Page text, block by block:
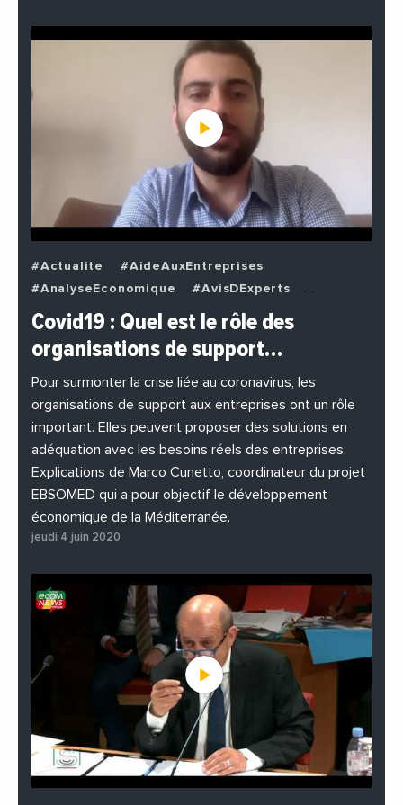
#Actualite
#AideAuxEntreprises
#AnalyseEconomique
#AvisDExperts
#BuzzNews
#Decideurs
#EchangesMediterraneens
#Economie
#EnDirectDe
#Entreprises
#Institutions
#PhotosEtVideos
Covid19 : Quel est le rôle des
organisations de support…
Pour surmonter la crise liée au coronavirus, les
organisations de support aux entreprises ont un rôle
important. Elles peuvent proposer des solutions en
adéquation avec les besoins réels des entreprises.
Explications de Marco Cunetto, coordinateur du projet
EBSOMED qui a pour objectif le développement
économique de la Méditerranée.
jeudi 4 juin 2020